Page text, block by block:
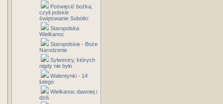
Poświęcić bożka,
czyli polskie
świętowanie Sobótki
Staropolska
Wielkanoc
Staropolskie - Boże
Narodzenie
Sylwestry, których
nigdy nie było
Walentynki - 14
lutego
Wielkanoc dawniej i
dziś